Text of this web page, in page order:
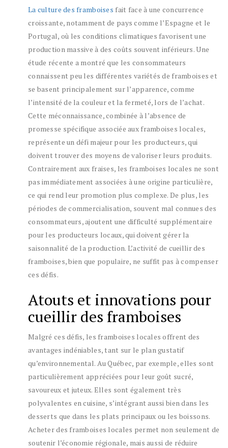
La culture des framboises fait face à une concurrence
croissante, notamment de pays comme l’Espagne et le
Portugal, où les conditions climatiques favorisent une
production massive à des coûts souvent inférieurs. Une
étude récente a montré que les consommateurs
connaissent peu les différentes variétés de framboises et
se basent principalement sur l’apparence, comme
l’intensité de la couleur et la fermeté, lors de l’achat.
Cette méconnaissance, combinée à l’absence de
promesse spécifique associée aux framboises locales,
représente un défi majeur pour les producteurs, qui
doivent trouver des moyens de valoriser leurs produits.
Contrairement aux fraises, les framboises locales ne sont
pas immédiatement associées à une origine particulière,
ce qui rend leur promotion plus complexe. De plus, les
périodes de commercialisation, souvent mal connues des
consommateurs, ajoutent une difficulté supplémentaire
pour les producteurs locaux, qui doivent gérer la
saisonnalité de la production. L’activité de cueillir des
framboises, bien que populaire, ne suffit pas à compenser
ces défis.
Atouts et innovations pour
cueillir des framboises
Malgré ces défis, les framboises locales offrent des
avantages indéniables, tant sur le plan gustatif
qu’environnemental. Au Québec, par exemple, elles sont
particulièrement appréciées pour leur goût sucré,
savoureux et juteux. Elles sont également très
polyvalentes en cuisine, s’intégrant aussi bien dans les
desserts que dans les plats principaux ou les boissons.
Acheter des framboises locales permet non seulement de
soutenir l’économie régionale, mais aussi de réduire